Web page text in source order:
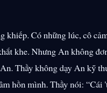
Có những lúc, cô
khe. Nhưng An không
Thầy không dạy An kỹ
hồn mình. Thầy nói: “Cái